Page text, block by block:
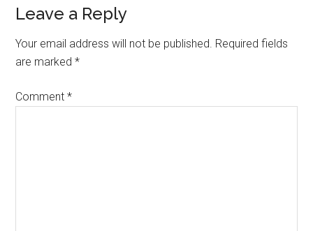
Reader
Interactions
Leave a Reply
Your email address will not be published. Required fields
are marked*
Comment*